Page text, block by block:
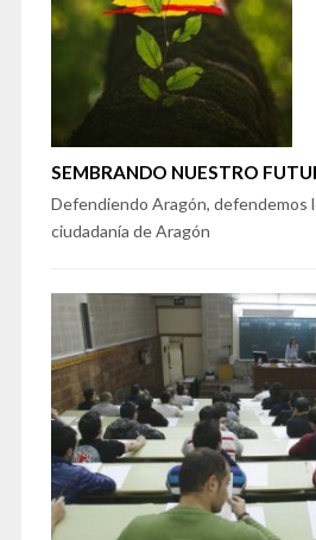
SEMBRANDO NUESTRO
Defendiendo Aragón, defendemos
ciudadanía de Aragón